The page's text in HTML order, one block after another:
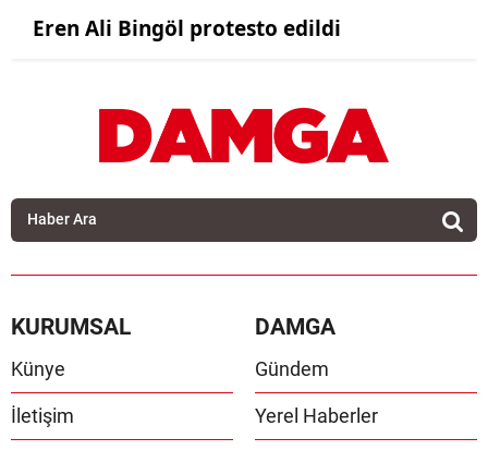
Eren Ali Bingöl protesto edildi
KURUMSAL
Künye
İletişim
DAMGA
Gündem
Yerel Haberler